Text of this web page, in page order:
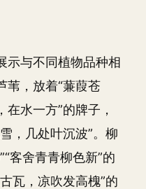
示与不同植物品种相
苇，放着“蒹葭苍
水一方”的牌子，
，几处叶沉波”。柳
客舍青青柳色新”的
瓦，凉吹发高槐”的